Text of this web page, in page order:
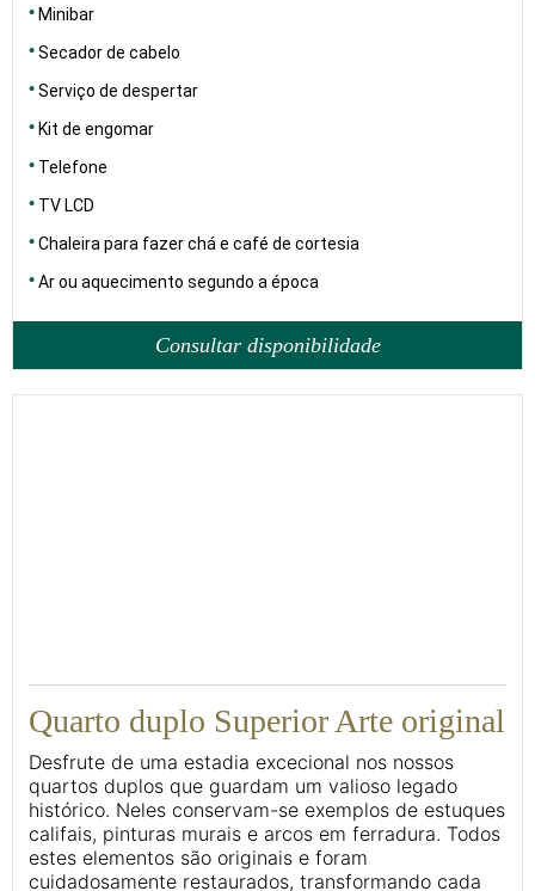
Minibar
Secador de cabelo
Serviço de despertar
Kit de engomar
Telefone
TV LCD
Chaleira para fazer chá e café de cortesia
Ar ou aquecimento segundo a época
Consultar disponibilidade
Quarto duplo Superior Arte original
Desfrute de uma estadia excecional nos nossos
quartos duplos que guardam um valioso legado
histórico. Neles conservam-se exemplos de estuques
califais, pinturas murais e arcos em ferradura. Todos
estes elementos são originais e foram
cuidadosamente restaurados, transformando cada